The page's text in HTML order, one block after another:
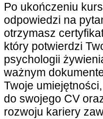
Po ukończeniu
odpowiedzi na
otrzymasz
który potwierdzi
psychologii
ważnym
Twoje
do swojego CV
rozwoju kariery